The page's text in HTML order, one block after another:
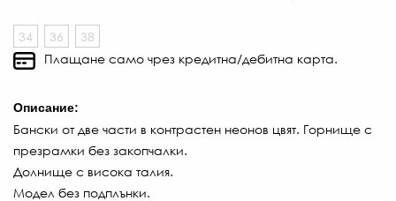
34 36
38
Плащане само чрез кредитна/дебитна карта.
Описание:
Бански от две части в контрастен неонов цвят. Горнище с
презрамки без закопчалки.
Долнище с висока талия.
Модел без подплънки.